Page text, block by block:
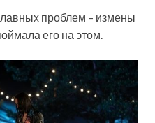
проблем – измены
его на этом.